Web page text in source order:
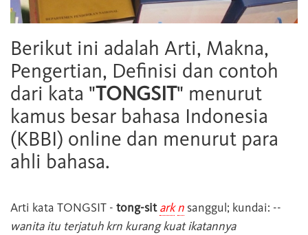
Berikut ini adalah Arti, Makna,
Pengertian, Definisi dan contoh
dari kata "TONGSIT" menurut
kamus besar bahasa Indonesia
(KBBI) online dan menurut para
ahli bahasa.
Arti kata TONGSIT - tong-sit ark n sanggul; kundai: --
wanita itu terjatuh krn kurang kuat ikatannya